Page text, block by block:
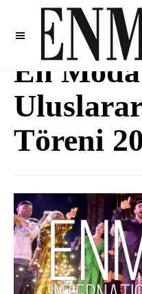
En Moda
Töreni